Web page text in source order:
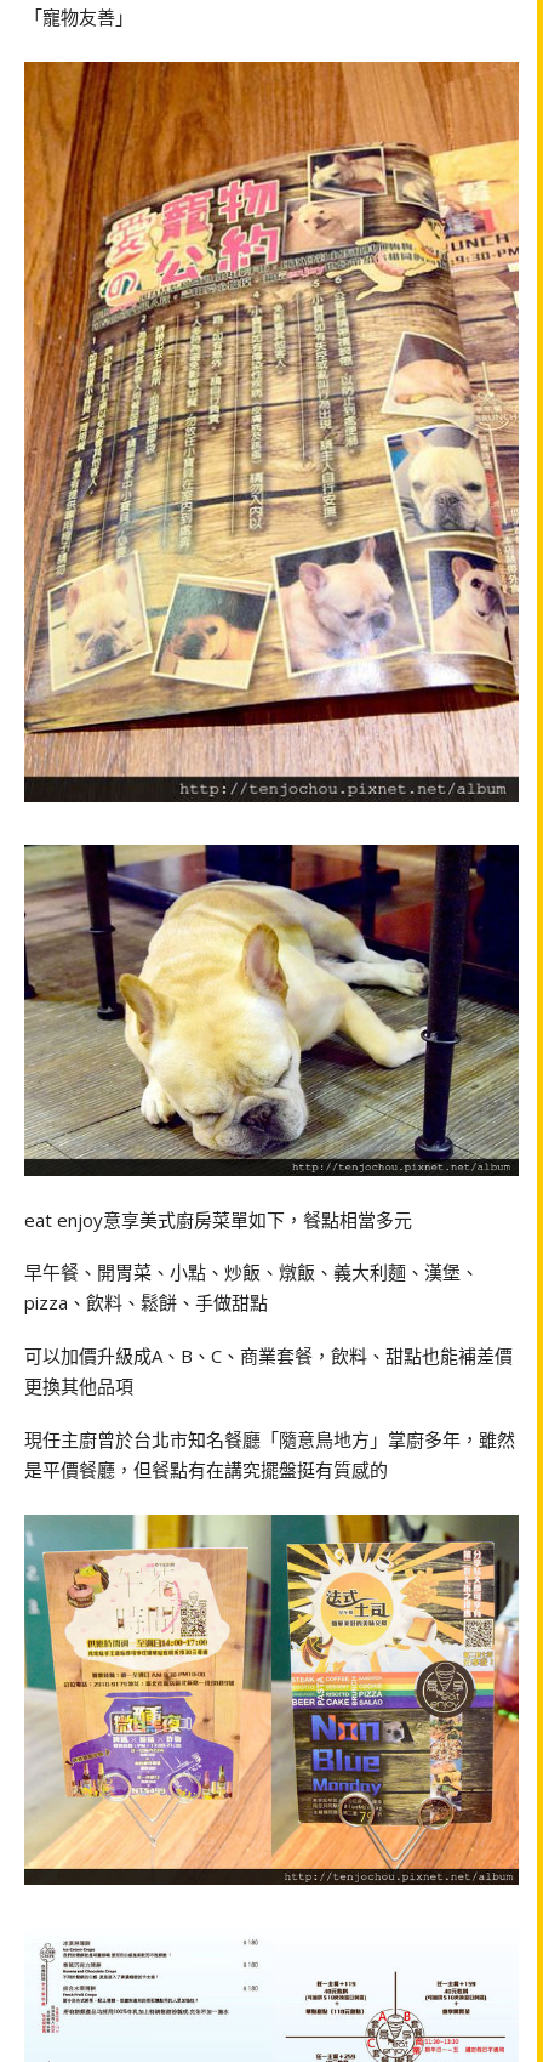
「寵物友善」
eat enjoy意享美式廚房菜單如下，餐點相當多元
早午餐、開胃菜、小點、炒飯、燉飯、義大利麵、漢堡、
pizza、飲料、鬆餅、手做甜點
可以加價升級成A、B、C、商業套餐，飲料、甜點也能補差價
更換其他品項
現任主廚曾於台北市知名餐廳「隨意鳥地方」掌廚多年，雖然
是平價餐廳，但餐點有在講究擺盤挺有質感的